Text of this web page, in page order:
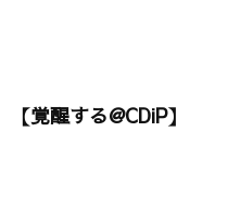
【覚醒する@CDiP】